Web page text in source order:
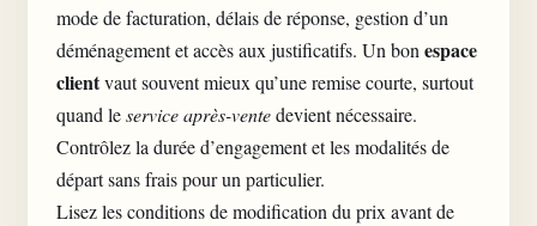
mode de facturation, délais de réponse, gestion d’un
déménagement et accès aux justificatifs. Un bon espace
clientvaut souvent mieux qu’une remise courte, surtout
quand leservice après-ventedevient nécessaire.
Contrôlez la durée d’engagement et les modalités de
départ sans frais pour un particulier.
Lisez les conditions de modification du prix avant de